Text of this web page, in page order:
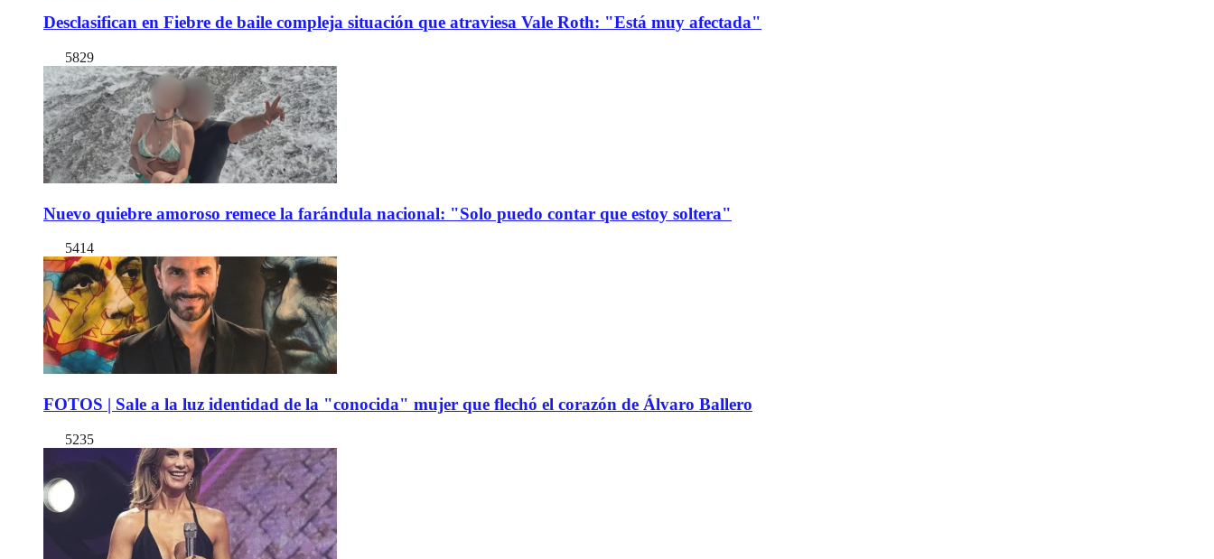
Desclasifican en Fiebre de baile compleja situación que atraviesa Vale Roth: "Está muy afectada"
5829
Nuevo quiebre amoroso remece la farándula nacional: "Solo puedo contar que estoy soltera"
5414
FOTOS | Sale a la luz identidad de la "conocida" mujer que flechó el corazón de Álvaro Ballero
5235